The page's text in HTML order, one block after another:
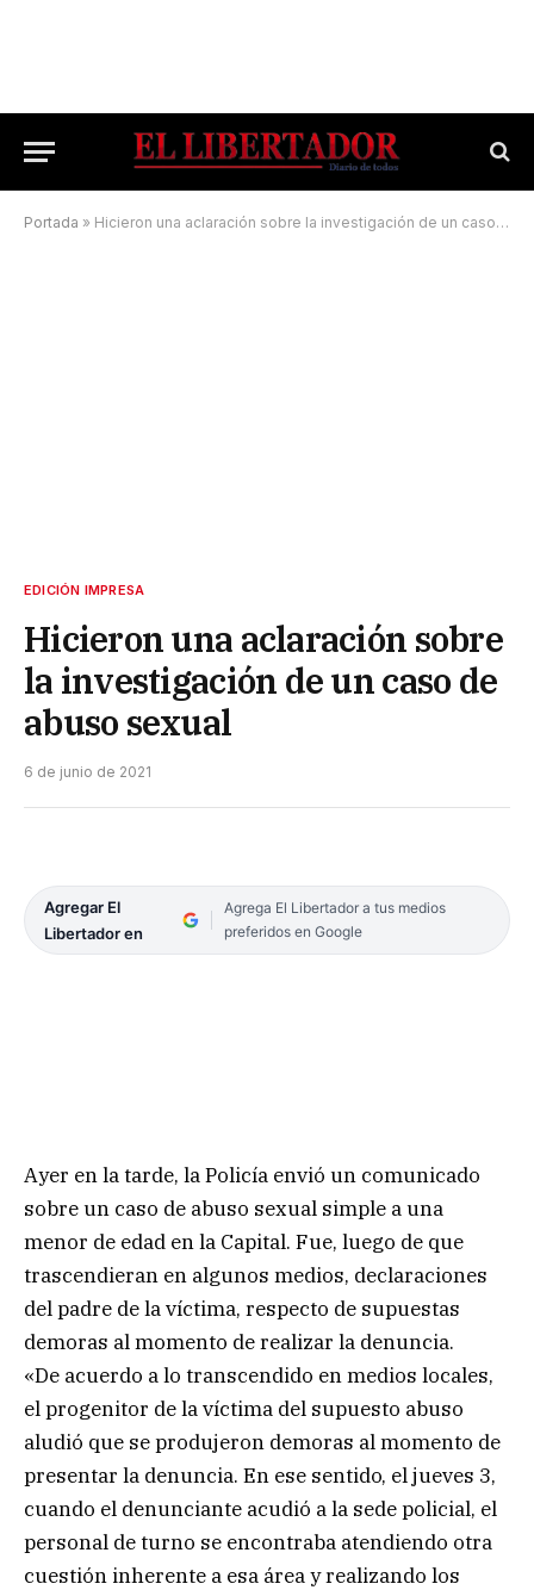
Portada » Hicieron una aclaración sobre la investigación de un caso de abuso sexual
EDICIÓN IMPRESA
Hicieron una aclaración sobre
la investigación de un caso de
abuso sexual
6 de junio de 2021
Agregar El
Libertador en
Agrega El Libertador a tus medios
preferidos en Google
Ayer en la tarde, la Policía envió un comunicado
sobre un caso de abuso sexual simple a una
menor de edad en la Capital. Fue, luego de que
trascendieran en algunos medios, declaraciones
del padre de la víctima, respecto de supuestas
demoras al momento de realizar la denuncia.
«De acuerdo a lo transcendido en medios locales,
el progenitor de la víctima del supuesto abuso
aludió que se produjeron demoras al momento de
presentar la denuncia. En ese sentido, el jueves 3,
cuando el denunciante acudió a la sede policial, el
personal de turno se encontraba atendiendo otra
cuestión inherente a esa área y realizando los